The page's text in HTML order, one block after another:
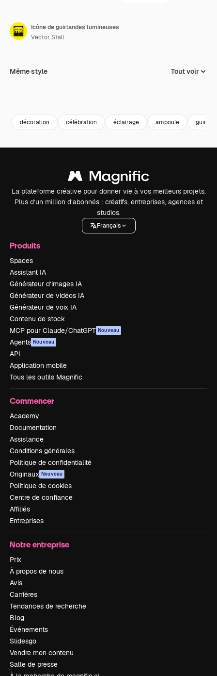
Icône de guirlandes lumineuses
Vector Stall
Même style Tout voir
décoration célébration éclairage ampoule
La plateforme créative pour donner vie à vos meilleurs projets.
Plus d’un million d’abonnés : créatifs, entreprises, agences et
studios.
Français
Produits
Spaces
Assistant IA
Générateur d’images IA
Générateur de vidéos IA
Générateur de voix IA
Contenu de stock
MCP pour Claude/ChatGPT Nouveau
Agents Nouveau
API
Application mobile
Tous les outils Magnific
Commencer
Academy
Documentation
Assistance
Conditions générales
Politique de confidentialité
Originaux Nouveau
Politique de cookies
Centre de confiance
Affiliés
Entreprises
Notre entreprise
Prix
À propos de nous
Avis
Carrières
Tendances de recherche
Blog
Événements
Slidesgo
Vendre mon contenu
Salle de presse